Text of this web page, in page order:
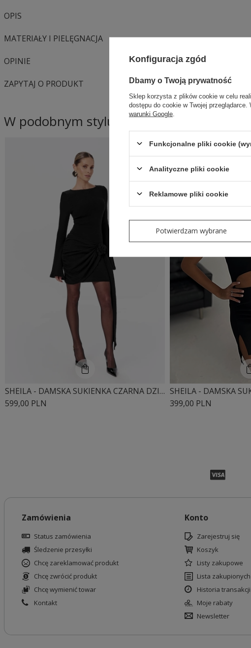
OPIS
MATERIAŁY I PIELĘGNACJA
OPINIE
ZAPYTAJ O PRODUKT
W podobnym stylu
SHEILA - DAMSKA SUKIENKA CZARNA DZIANINOWA Z DŁUGIM ROZKLOSZOWANYM RĘKAWEM MINI 'BEATRICE'
599,00 PLN
399,00 PLN
Zamówienia
Status zamówienia
Śledzenie przesyłki
Chcę zareklamować produkt
Chcę zwrócić produkt
Chcę wymienić towar
Kontakt
Konto
Zarejestruj się
Koszyk
Listy zakupowe
Lista
Historia transakcji
Moje rabaty
Newsletter
Konfiguracja zgód
Dbamy o Twoją prywatność
Sklep korzysta z plików cookie w celu
dostępu do cookie w Twojej
warunki Google
Funkcjonalne pliki cookie
Analityczne pliki cookie
Reklamowe pliki cookie
Potwierdzam wybrane